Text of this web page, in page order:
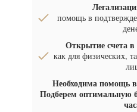
Необходима помощь
Подберем оптимальную
помощь в
Открытие счета
как для физических,